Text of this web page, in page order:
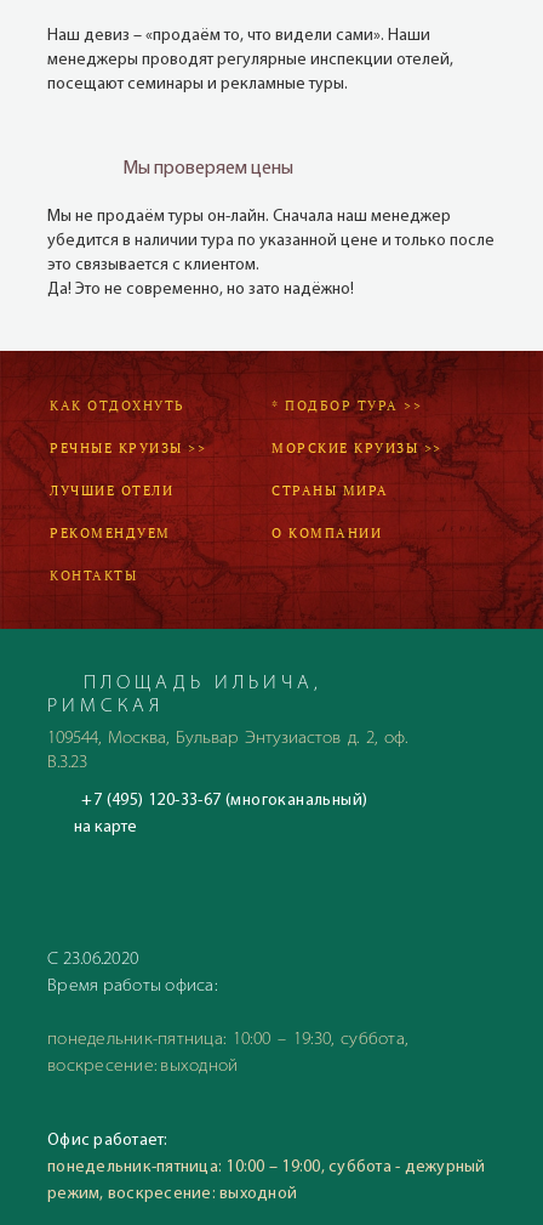
Наш девиз – «продаём то, что видели сами». Наши
менеджеры проводят регулярные инспекции отелей,
посещают семинары и рекламные туры.
Мы проверяем цены
Мы не продаём туры он-лайн. Сначала наш менеджер
убедится в наличии тура по указанной цене и только после
это связывается с клиентом.
Да! Это не современно, но зато надёжно!
КАК ОТДОХНУТЬ * ПОДБОР ТУРА >>
РЕЧНЫЕ КРУИЗЫ >> МОРСКИЕ КРУИЗЫ >>
ЛУЧШИЕ ОТЕЛИ СТРАНЫ МИРА
РЕКОМЕНДУЕМ О КОМПАНИИ
КОНТАКТЫ
ПЛОЩАДЬ ИЛЬИЧА,
РИМСКАЯ
109544, Москва, Бульвар Энтузиастов д. 2, оф.
В.3.23
+7 (495) 120-33-67 (многоканальный)
на карте
С 23.06.2020
Время работы офиса:
понедельник-пятница: 10:00 – 19:30, суббота,
воскресение: выходной
Офис работает:
понедельник-пятница: 10:00 – 19:00, суббота - дежурный
режим, воскресение: выходной